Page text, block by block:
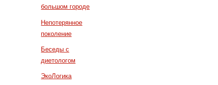
большом городе
Непотерянное
поколение
Беседы с
диетологом
ЭкоЛогика